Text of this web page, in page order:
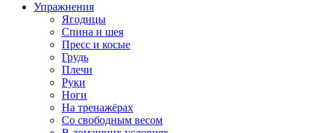
Упражнения
Ягодицы
Спина и шея
Пресс и косые
Грудь
Плечи
Руки
Ноги
На тренажёрах
Со свободным весом